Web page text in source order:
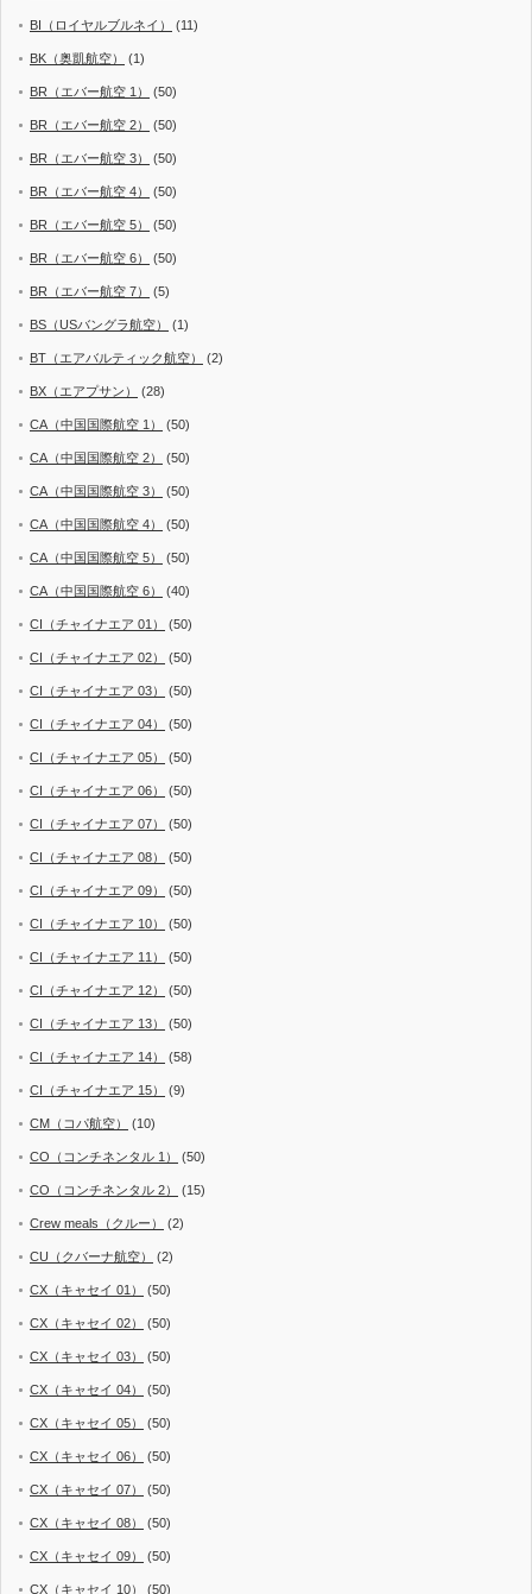
BI（ロイヤルブルネイ） (11)
BK（奥凱航空） (1)
BR（エバー航空 1） (50)
BR（エバー航空 2） (50)
BR（エバー航空 3） (50)
BR（エバー航空 4） (50)
BR（エバー航空 5） (50)
BR（エバー航空 6） (50)
BR（エバー航空 7） (5)
BS（USバングラ航空） (1)
BT（エアバルティック航空） (2)
BX（エアプサン） (28)
CA（中国国際航空 1） (50)
CA（中国国際航空 2） (50)
CA（中国国際航空 3） (50)
CA（中国国際航空 4） (50)
CA（中国国際航空 5） (50)
CA（中国国際航空 6） (40)
CI（チャイナエア 01） (50)
CI（チャイナエア 02） (50)
CI（チャイナエア 03） (50)
CI（チャイナエア 04） (50)
CI（チャイナエア 05） (50)
CI（チャイナエア 06） (50)
CI（チャイナエア 07） (50)
CI（チャイナエア 08） (50)
CI（チャイナエア 09） (50)
CI（チャイナエア 10） (50)
CI（チャイナエア 11） (50)
CI（チャイナエア 12） (50)
CI（チャイナエア 13） (50)
CI（チャイナエア 14） (58)
CI（チャイナエア 15） (9)
CM（コパ航空） (10)
CO（コンチネンタル 1） (50)
CO（コンチネンタル 2） (15)
Crew meals（クルー） (2)
CU（クバーナ航空） (2)
CX（キャセイ 01） (50)
CX（キャセイ 02） (50)
CX（キャセイ 03） (50)
CX（キャセイ 04） (50)
CX（キャセイ 05） (50)
CX（キャセイ 06） (50)
CX（キャセイ 07） (50)
CX（キャセイ 08） (50)
CX（キャセイ 09） (50)
CX（キャセイ 10） (50)